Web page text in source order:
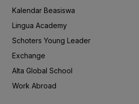
Kalendar Beasiswa
Lingua Academy
Schoters Young Leader
Exchange
Alta Global School
Work Abroad